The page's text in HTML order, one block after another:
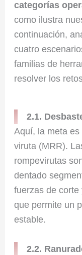
categorías
como ilustra
continuación,
cuatro
familias de
resolver los
2.1.
Aquí, la meta
viruta (MRR).
rompevirutas
dentado
fuerzas de
que permite un
estable.
2.2.